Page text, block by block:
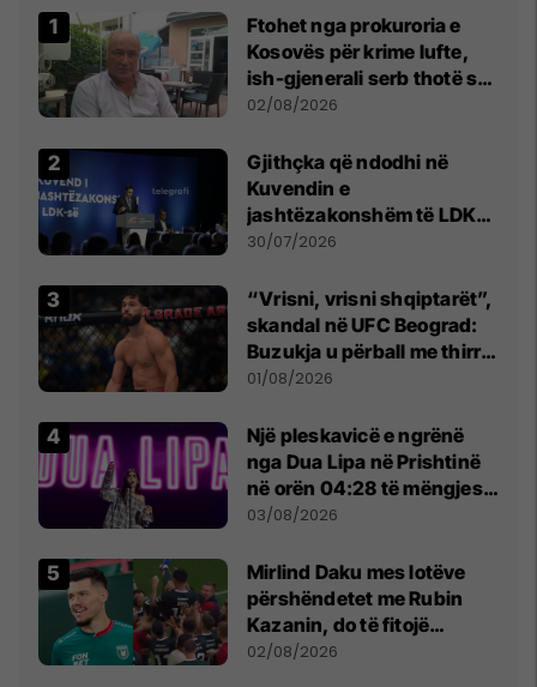
Ftohet nga prokuroria e
Kosovës për krime lufte,
ish-gjenerali serb thotë se
dikush e tradhtoi në
02/08/2026
Gjithçka që ndodhi në
Kuvendin e
jashtëzakonshëm të LDK-
së
30/07/2026
“Vrisni, vrisni shqiptarët”,
skandal në UFC Beograd:
Buzukja u përball me thirrje
anti-shqiptare nga
01/08/2026
Një pleskavicë e ngrënë
nga Dua Lipa në Prishtinë
në orën 04:28 të mëngjesit
- dhe bota digjitale serbe
03/08/2026
Mirlind Daku mes lotëve
përshëndetet me Rubin
Kazanin, do të fitojë
miliona te Spartak Moska
02/08/2026